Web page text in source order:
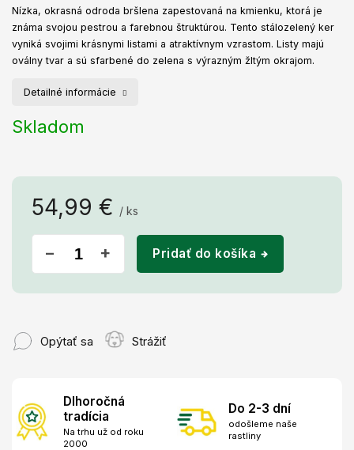
54,99 € / ks
Jednotková
Skladom
+
− Pridať do košíka
Nízka, okrasná odroda bršlena zapestovaná na kmienku, ktorá je
známa svojou pestrou a farebnou štruktúrou. Tento stálozelený ker
vyniká svojimi krásnymi listami a atraktívnym vzrastom. Listy majú
oválny tvar a sú sfarbené do zelena s výrazným žltým okrajom.
Detailné informácie
Opýtať sa Strážiť
Dlhoročná
tradícia
Na trhu už od roku
2000
Do 2-3 dní
odošleme naše
rastliny